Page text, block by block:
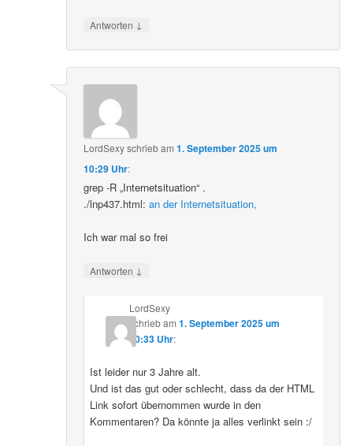
Antworten ↓
LordSexyschriebam1. September 2025 um
10:29 Uhr:
grep -R „Internetsituation“ .
./lnp437.html:an der Internetsituation,
Ich war mal so frei
Antworten ↓
LordSexy
schriebam 1. September 2025 um
10:33 Uhr:
Ist leider nur 3 Jahre alt.
Und ist das gut oder schlecht, dass da der HTML
Link sofort übernommen wurde in den
Kommentaren? Da könnte ja alles verlinkt sein :/